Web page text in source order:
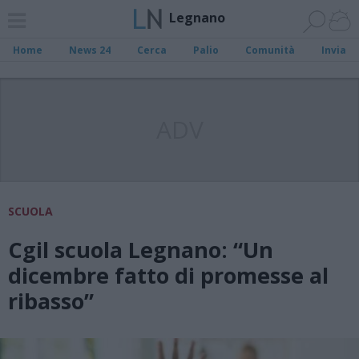
Legnano
Home News 24 Cerca Palio Comunità Invia
SCUOLA
Cgil scuola Legnano: “Un
dicembre fatto di promesse al
ribasso”